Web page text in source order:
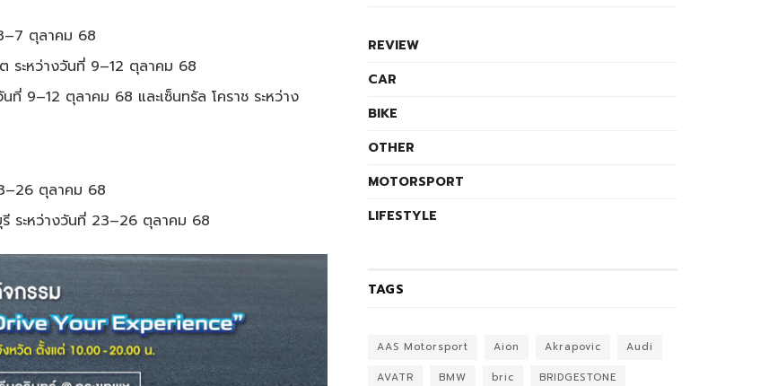
ตุลาคม 68
ระหว่างวันที่ 9–12 ตุลาคม 68
9–12 ตุลาคม 68 และเซ็นทรัล โคราช ระหว่าง
ตุลาคม 68
ระหว่างวันที่ 23–26 ตุลาคม 68
REVIEW
CAR
BIKE
OTHER
MOTORSPORT
LIFESTYLE
TAGS
AAS Motorsport Aion Akrapovic
Audi
AVATR
BMW bric
BRIDGESTONE